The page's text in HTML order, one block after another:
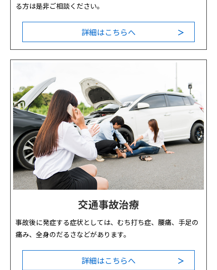
る方は是非ご相談ください。
詳細はこちらへ ＞
交通事故治療
事故後に発症する症状としては、むち打ち症、腰痛、手足の
痛み、全身のだるさなどがあります。
詳細はこちらへ ＞